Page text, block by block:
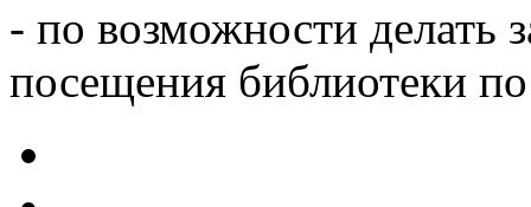
- по возможности делать
посещения библиотеки